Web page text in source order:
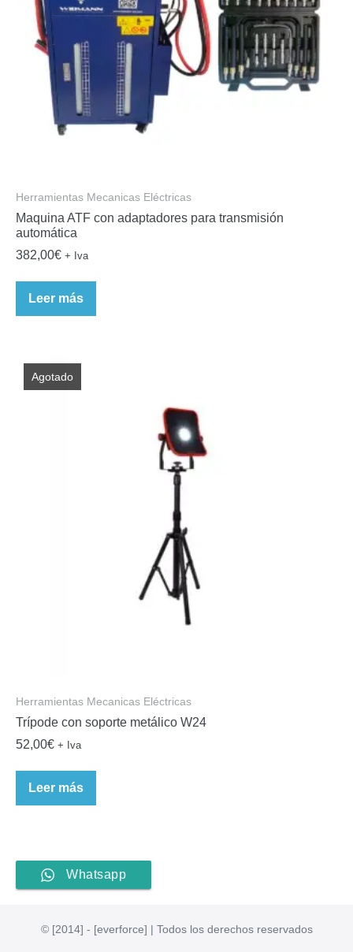
Herramientas Mecanicas Eléctricas
Maquina ATF con adaptadores para transmisión
automática
382,00€ + Iva
Leer más
Agotado
Herramientas Mecanicas Eléctricas
Trípode con soporte metálico W24
52,00€ + Iva
Leer más
Whatsapp
© [2014] - [everforce] | Todos los derechos reservados